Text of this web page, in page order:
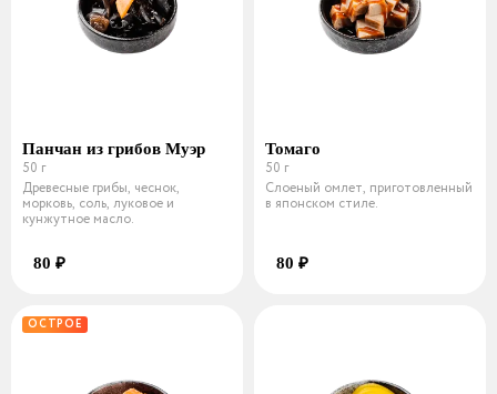
Панчан из грибов Муэр
50 г
Древесные грибы, чеснок,
морковь, соль, луковое и
кунжутное масло.
80 ₽
Томаго
50 г
Слоеный омлет, приготовленный
в японском стиле.
80 ₽
ОСТРОЕ